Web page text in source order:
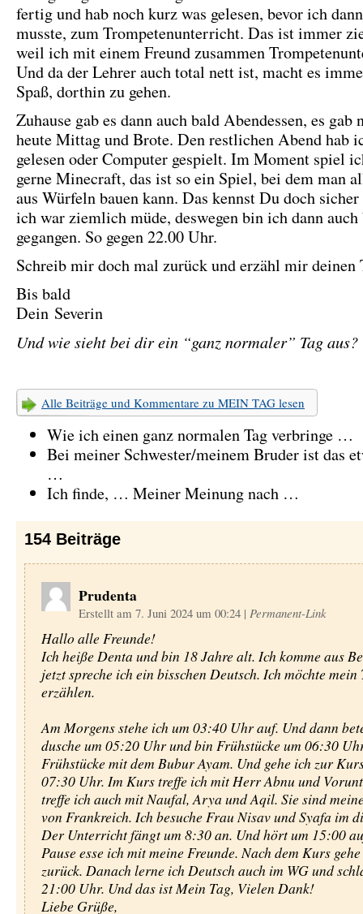
fertig und hab noch kurz was gelesen, bevor ich
musste, zum Trompetenunterricht. Das ist immer
weil ich mit einem Freund zusammen
Und da der Lehrer auch total nett ist, macht es
Spaß, dorthin zu gehen.
Zuhause gab es dann auch bald Abendessen, es gab
heute Mittag und Brote. Den restlichen Abend hab
gelesen oder Computer gespielt. Im Moment spiel
gerne Minecraft, das ist so ein Spiel, bei dem man
aus Würfeln bauen kann. Das kennst Du doch
ich war ziemlich müde, deswegen bin ich dann
gegangen. So gegen 22.00 Uhr.
Schreib mir doch mal zurück und erzähl mir
Bis bald
Dein Severin
Und wie sieht bei dir ein “ganz normaler” Tag aus?
Alle Beiträge und Kommentare zu MEIN TAG lesen
Wie ich einen ganz normalen Tag verbringe …
Bei meiner Schwester/meinem Bruder ist das
…
Ich finde, … Meiner Meinung nach …
154 Beiträge
Prudenta
Erstellt am 7. Juni 2024 um 00:24 | Permanent-Link
Hallo alle Freunde!
Ich heiße Denta und bin 18 Jahre alt. Ich komme aus
jetzt spreche ich ein bisschen Deutsch. Ich möchte mein
erzählen.
Am Morgens stehe ich um 03:40 Uhr auf. Und dann
dusche um 05:20 Uhr und bin Frühstücke um 06:30
Frühstücke mit dem Bubur Ayam. Und gehe ich zur
07:30 Uhr. Im Kurs treffe ich mit Herr Abnu und
treffe ich auch mit Naufal, Arya und Aqil. Sie sind
von Frankreich. Ich besuche Frau Nisav und Syafa im
Der Unterricht fängt um 8:30 an. Und hört um 15:00
Pause esse ich mit meine Freunde. Nach dem Kurs
zurück. Danach lerne ich Deutsch auch im WG und
21:00 Uhr. Und das ist Mein Tag, Vielen Dank!
Liebe Grüße,